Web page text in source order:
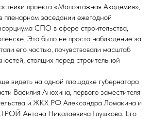
проекта «Малоэтажная Академия»,
пленарном заседании ежегодной
СПО в сфере строительства,
Это было не просто наблюдение за
его частью, почувствовали масштаб
стоящих перед строительной
видеть на одной площадке губернатора
Василия Анохина, первого заместителя
и ЖКХ РФ Александра Ломакина и
Антона Николаевича Глушкова. Его